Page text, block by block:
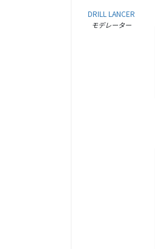
DRILL LANCER
モデレーター